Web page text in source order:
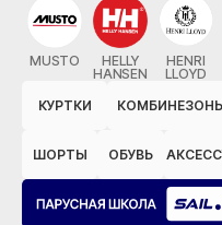
MUSTO
HELLY
HANSEN
HENRI
LLOYD
КУРТКИ
ШОРТЫ ОБУВЬ